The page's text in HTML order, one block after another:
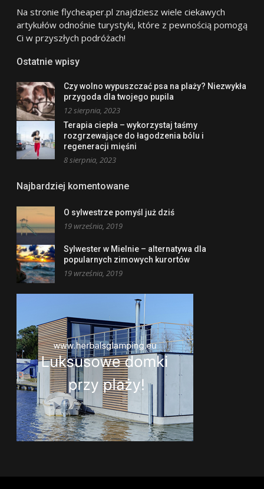
Na stronie flycheaper.pl znajdziesz wiele ciekawych
artykułów odnośnie turystyki, które z pewnością pomogą
Ci w przyszłych podróżach!
Ostatnie wpisy
Czy wolno wypuszczać psa na plaży? Niezwykła
przygoda dla twojego pupila
12 sierpnia, 2023
Terapia ciepła – wykorzystaj taśmy
rozgrzewające do łagodzenia bólu i
regeneracji mięśni
8 sierpnia, 2023
Najbardziej komentowane
O sylwestrze pomyśl już dziś
19 września, 2019
Sylwester w Mielnie – alternatywa dla
popularnych zimowych kurortów
19 września, 2019